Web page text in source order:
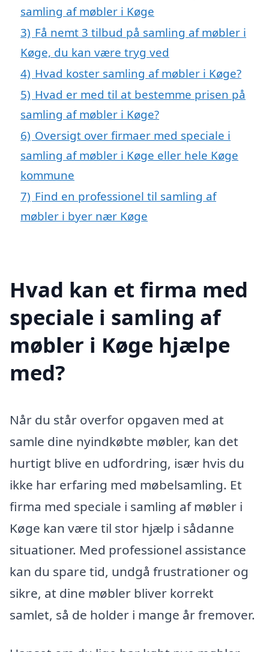
samling af møbler i Køge
3) Få nemt 3 tilbud på samling af møbler i
Køge, du kan være tryg ved
4) Hvad koster samling af møbler i Køge?
5) Hvad er med til at bestemme prisen på
samling af møbler i Køge?
6) Oversigt over firmaer med speciale i
samling af møbler i Køge eller hele Køge
kommune
7) Find en professionel til samling af
møbler i byer nær Køge
Hvad kan et firma med
speciale i samling af
møbler i Køge hjælpe
med?
Når du står overfor opgaven med at
samle dine nyindkøbte møbler, kan det
hurtigt blive en udfordring, især hvis du
ikke har erfaring med møbelsamling. Et
firma med speciale i samling af møbler i
Køge kan være til stor hjælp i sådanne
situationer. Med professionel assistance
kan du spare tid, undgå frustrationer og
sikre, at dine møbler bliver korrekt
samlet, så de holder i mange år fremover.